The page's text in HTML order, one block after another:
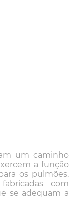
um caminho
a função
os pulmões.
com
se adequam a